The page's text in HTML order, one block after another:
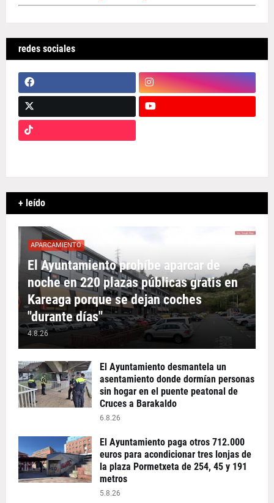
redes sociales
+ leído
APARCAMIENTO
El Ayuntamiento prohíbe aparcar de
noche en 220 plazas públicas gratis en
Kareaga porque se dejan coches
"durante días"
4.8.26
El Ayuntamiento desmantela un
asentamiento donde dormían personas
sin hogar en el puente peatonal de
Cruces a Barakaldo
6.8.26
El Ayuntamiento paga otros 712.000
euros para acondicionar tres lonjas de
la plaza Pormetxeta de 254, 45 y 191
metros
5.8.26